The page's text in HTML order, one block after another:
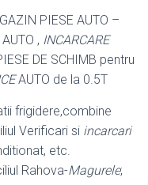
PIESE AUTO –
, INCARCARE
DE SCHIMB pentru
AUTO de la 0.5T
frigidere,combine
Verificari si incarcari
etc.
Rahova-Magurele;